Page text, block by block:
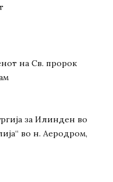
на Св. пророк
за Илинден во
во н. Аеродром,